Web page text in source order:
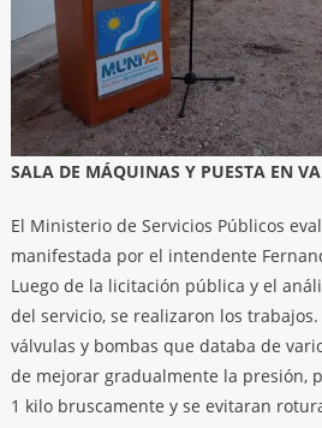
SALA DE MÁQUINAS Y PUESTA EN
El Ministerio de Servicios Públicos
manifestada por el intendente
Luego de la licitación pública y el
del servicio, se realizaron los
válvulas y bombas que databa de
de mejorar gradualmente la presión,
1 kilo bruscamente y se evitaran